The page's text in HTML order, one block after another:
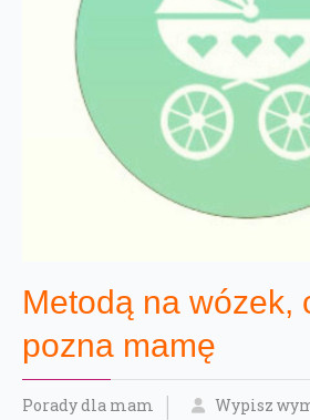
Metodą na wózek,
pozna mamę
Porady dla mam Wypisz